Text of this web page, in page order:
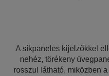
A síkpaneles kijelzőkkel
nehéz, törékeny
rosszul látható, miközben